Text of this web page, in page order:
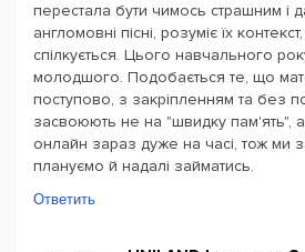
перестала бути чимось страшним і
англомовні пісні, розуміє їх
спілкується. Цього навчального
молодшого. Подобається те, що
поступово, з закріпленням та без
засвоюють не на "швидку пам'ять",
онлайн зараз дуже на часі, тож ми
плануємо й надалі займатись.
Ответить